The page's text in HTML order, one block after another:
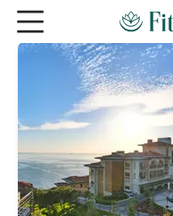
Zum Hauptinhalt springen